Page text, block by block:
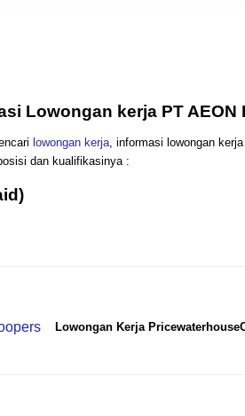
Lowongan kerja PT AEON
lowongan kerja , informasi lowongan
dan kualifikasinya :
Lowongan Kerja